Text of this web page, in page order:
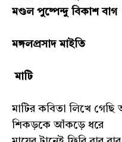
মণ্ডল পুষ্পেন্দু বিকাশ বাগ
মঙ্গলপ্রসাদ মাইতি
মাটি
মাটির কবিতা লিখে গেছি
শিকড়কে আঁকড়ে ধরে